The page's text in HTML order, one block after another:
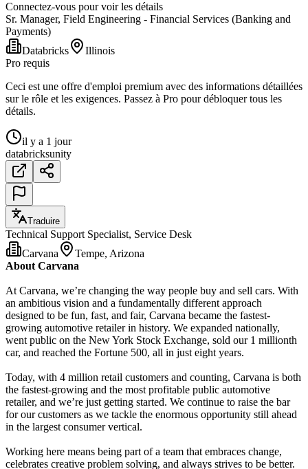
Connectez-vous pour voir les détails
Sr. Manager, Field Engineering - Financial Services (Banking and
Payments)
Databricks
Illinois
Pro requis
Ceci est une offre d'emploi premium avec des informations détaillées
sur le rôle et les exigences. Passez à Pro pour débloquer tous les
détails.
il y a 1 jour
databricksunity
Traduire
Technical Support Specialist, Service Desk
Carvana
Tempe, Arizona
About Carvana
At Carvana, we’re changing the way people buy and sell cars. With
an ambitious vision and a fundamentally different approach
designed to be fun, fast, and fair, Carvana became the fastest-
growing automotive retailer in history. We expanded nationally,
went public on the New York Stock Exchange, sold our 1 millionth
car, and reached the Fortune 500, all in just eight years.
Today, with 4 million retail customers and counting, Carvana is both
the fastest-growing and the most profitable public automotive
retailer, and we’re just getting started. We continue to raise the bar
for our customers as we tackle the enormous opportunity still ahead
in the largest consumer vertical.
Working here means being part of a team that embraces change,
celebrates creative problem solving, and always strives to be better.